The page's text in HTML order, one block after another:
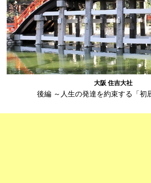
大阪 住吉大社
後編 ～人生の発達を約束する「初